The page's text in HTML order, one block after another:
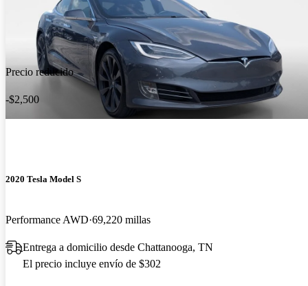
Precio reducido
-$2,500
2020 Tesla Model S
Performance AWD 69,220 millas
Entrega a domicilio desde Chattanooga, TN
El precio incluye envío de $302